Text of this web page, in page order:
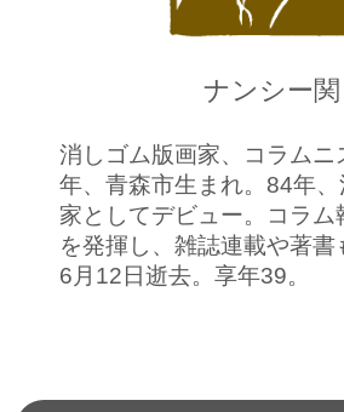
ナンシー関
消しゴム版画家、コラムニ
年、青森市生まれ。84年
家としてデビュー。コラム
を発揮し、雑誌連載や著
6月12日逝去。享年39。